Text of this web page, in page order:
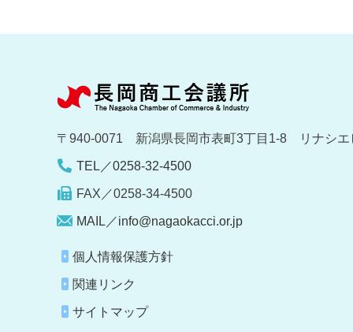
〒940-0071 新潟県長岡市表町3丁目1-8 リナシエ
TEL／0258-32-4500
FAX／0258-34-4500
MAIL／info@nagaokacci.or.jp
個人情報保護方針
関連リンク
サイトマップ